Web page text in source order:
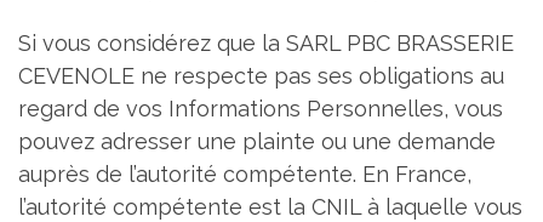
Si vous considérez que la SARL PBC BRASSERIE
CEVENOLE ne respecte pas ses obligations au
regard de vos Informations Personnelles, vous
pouvez adresser une plainte ou une demande
auprès de l’autorité compétente. En France,
l’autorité compétente est la CNIL à laquelle vous